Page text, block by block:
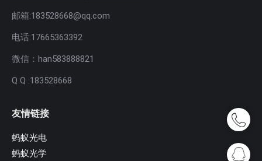
邮箱:183528668@qq.com
电话:17665363392
微信：han583888821
Q Q :183528668
友情链接
蚂蚁光电
蚂蚁光学